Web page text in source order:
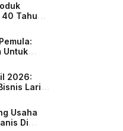
40 Tahun
Untuk
2026:
Laris
Usaha
Di